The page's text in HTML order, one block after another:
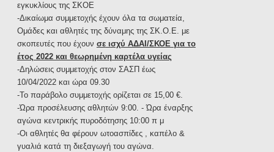
εγκυκλίους της ΣΚΟΕ
-Δικαίωμα συμμετοχής έχουν όλα τα σωματεία,
Ομάδες και αθλητές της δύναμης της ΣΚ.Ο.Ε. με
σκοπευτές που έχουν σεισχύ ΑΔΑΙ/ΣΚΟΕ για το
έτος 2022 και θεωρημένη καρτέλα υγείας
-Δηλώσεις συμμετοχής στον ΣΑΣΠ έως
10/04/2022 και ώρα 09.30
-Το παράβολο συμμετοχής ορίζεται σε 15,00 €.
-Ώρα προσέλευσης αθλητών 9:00. - Ώρα έναρξης
αγώνα κεντρικής πυροδότησης 10:00 π μ
-Οι αθλητές θα φέρουν ωτοασπίδες , καπέλο &
γυαλιά κατά τη διεξαγωγή του αγώνα.